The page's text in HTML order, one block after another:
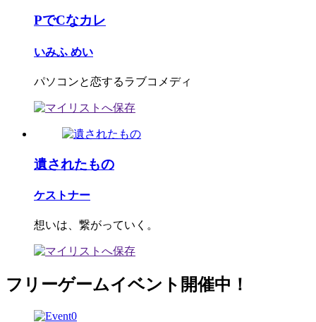
PでCなカレ
いみふ めい
パソコンと恋するラブコメディ
遺されたもの
ケストナー
想いは、繋がっていく。
フリーゲームイベント開催中！